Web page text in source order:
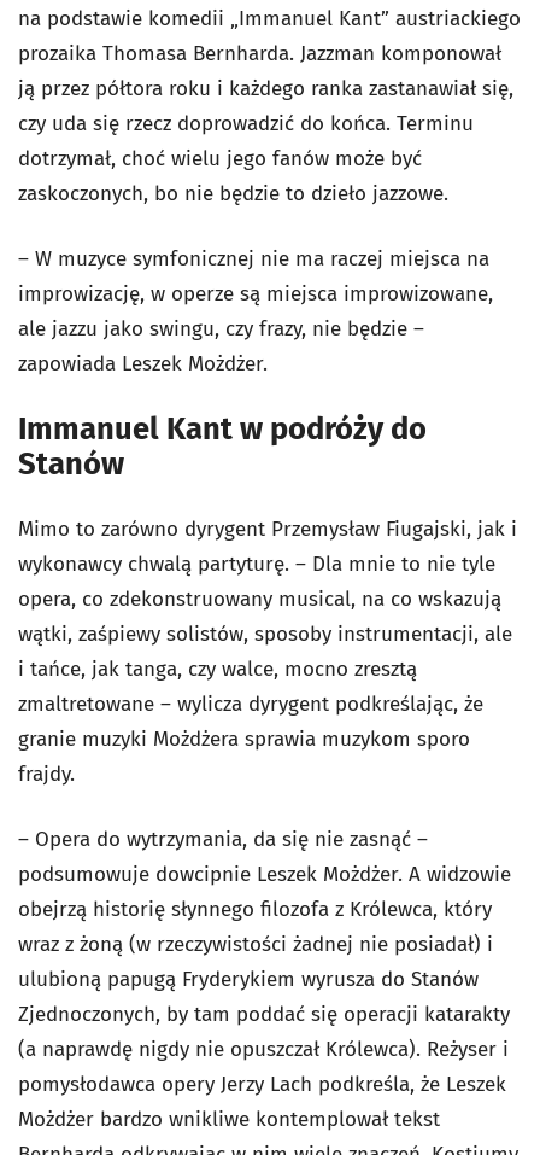
na podstawie komedii „Immanuel Kant” austriackiego
prozaika Thomasa Bernharda. Jazzman komponował
ją przez półtora roku i każdego ranka zastanawiał się,
czy uda się rzecz doprowadzić do końca. Terminu
dotrzymał, choć wielu jego fanów może być
zaskoczonych, bo nie będzie to dzieło jazzowe.
– W muzyce symfonicznej nie ma raczej miejsca na
improwizację, w operze są miejsca improwizowane,
ale jazzu jako swingu, czy frazy, nie będzie –
zapowiada Leszek Możdżer.
Immanuel Kant w podróży do
Stanów
Mimo to zarówno dyrygent Przemysław Fiugajski, jak i
wykonawcy chwalą partyturę. – Dla mnie to nie tyle
opera, co zdekonstruowany musical, na co wskazują
wątki, zaśpiewy solistów, sposoby instrumentacji, ale
i tańce, jak tanga, czy walce, mocno zresztą
zmaltretowane – wylicza dyrygent podkreślając, że
granie muzyki Możdżera sprawia muzykom sporo
frajdy.
– Opera do wytrzymania, da się nie zasnąć –
podsumowuje dowcipnie Leszek Możdżer. A widzowie
obejrzą historię słynnego filozofa z Królewca, który
wraz z żoną (w rzeczywistości żadnej nie posiadał) i
ulubioną papugą Fryderykiem wyrusza do Stanów
Zjednoczonych, by tam poddać się operacji katarakty
(a naprawdę nigdy nie opuszczał Królewca). Reżyser i
pomysłodawca opery Jerzy Lach podkreśla, że Leszek
Możdżer bardzo wnikliwe kontemplował tekst